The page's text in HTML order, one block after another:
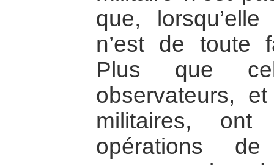
que,
n’est de toute
Plus que
observateurs,
militaires,
opérations